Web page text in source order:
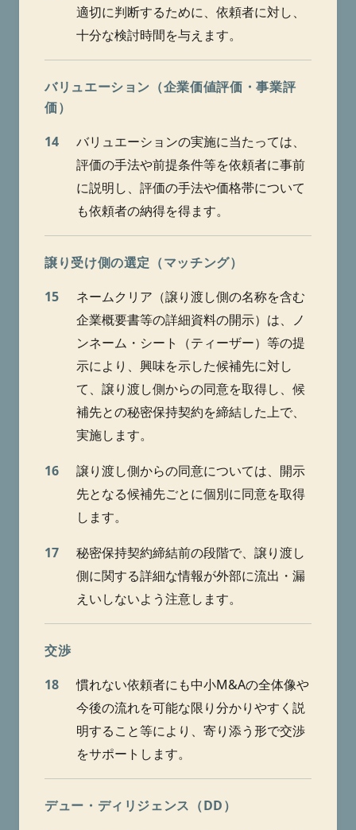
適切に判断するために、依頼者に対し、
十分な検討時間を与えます。
バリュエーション（企業価値評価・事業評
価）
14
バリュエーションの実施に当たっては、
評価の手法や前提条件等を依頼者に事前
に説明し、評価の手法や価格帯について
も依頼者の納得を得ます。
譲り受け側の選定（マッチング）
15
ネームクリア（譲り渡し側の名称を含む
企業概要書等の詳細資料の開示）は、ノ
ンネーム・シート（ティーザー）等の提
示により、興味を示した候補先に対し
て、譲り渡し側からの同意を取得し、候
補先との秘密保持契約を締結した上で、
実施します。
16
譲り渡し側からの同意については、開示
先となる候補先ごとに個別に同意を取得
します。
17
秘密保持契約締結前の段階で、譲り渡し
側に関する詳細な情報が外部に流出・漏
えいしないよう注意します。
交渉
18
慣れない依頼者にも中小M&Aの全体像や
今後の流れを可能な限り分かりやすく説
明すること等により、寄り添う形で交渉
をサポートします。
デュー・ディリジェンス（DD）